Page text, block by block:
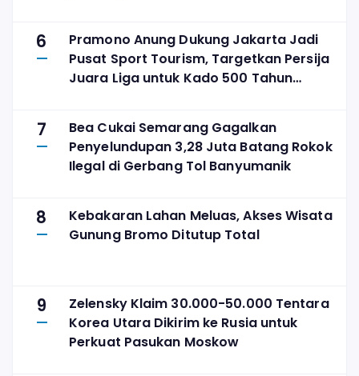
6
Pramono Anung Dukung Jakarta Jadi
Pusat Sport Tourism, Targetkan Persija
Juara Liga untuk Kado 500 Tahun
7
Bea Cukai Semarang Gagalkan
Penyelundupan 3,28 Juta Batang Rokok
Ilegal di Gerbang Tol Banyumanik
8
Kebakaran Lahan Meluas, Akses Wisata
Gunung Bromo Ditutup Total
9
Zelensky Klaim 30.000-50.000 Tentara
Korea Utara Dikirim ke Rusia untuk
Perkuat Pasukan Moskow